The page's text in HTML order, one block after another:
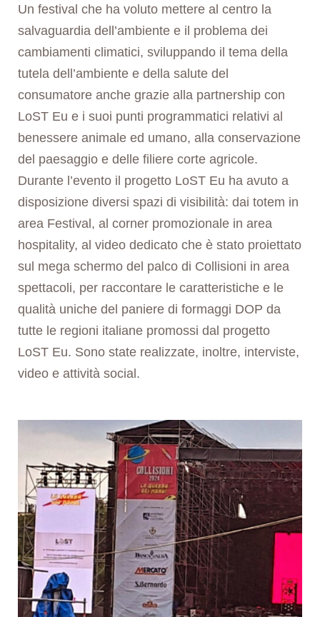
Un festival che ha voluto mettere al centro la
salvaguardia dell’ambiente e il problema dei
cambiamenti climatici, sviluppando il tema della
tutela dell’ambiente e della salute del
consumatore anche grazie alla partnership con
LoST Eu e i suoi punti programmatici relativi al
benessere animale ed umano, alla conservazione
del paesaggio e delle filiere corte agricole.
Durante l’evento il progetto LoST Eu ha avuto a
disposizione diversi spazi di visibilità: dai totem in
area Festival, al corner promozionale in area
hospitality, al video dedicato che è stato proiettato
sul mega schermo del palco di Collisioni in area
spettacoli, per raccontare le caratteristiche e le
qualità uniche del paniere di formaggi DOP da
tutte le regioni italiane promossi dal progetto
LoST Eu. Sono state realizzate, inoltre, interviste,
video e attività social.